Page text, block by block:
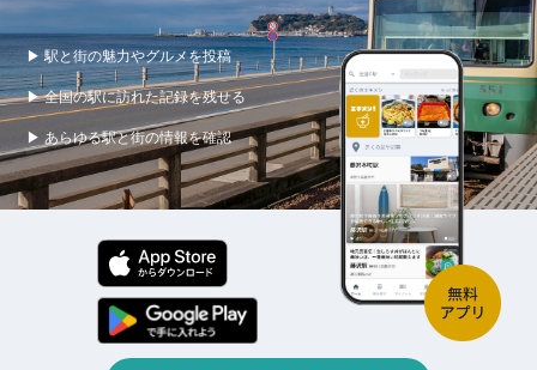
▶ 駅と街の魅力やグルメを投稿
▶ 全国の駅に訪れた記録を残せる
▶ あらゆる駅と街の情報を確認